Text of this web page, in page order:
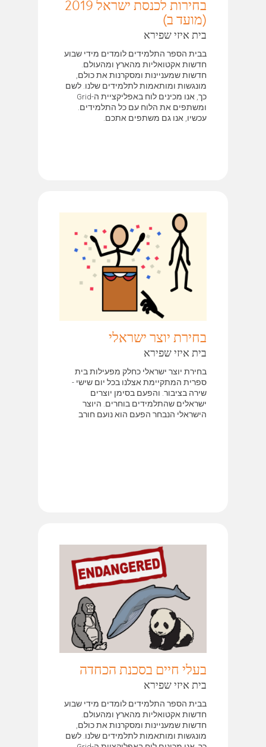
בחירות לכנסת ישראל 2019
(מועד ב)
בית איזי שפירא
בבית הספר התלמידים לומדים מידי שבוע
חדשות אקטואליות מהארץ ומהעולם.
חדשות שמעניינות ומסקרנות את כולם,
מונגשות ומותאמות לתלמידים שלנו. לשם
כך, אנו מכינים לוח באפליקציית ה-Grid
ומשתפים את הלוח עם כל התלמידים.
עכשיו, אנו גם משתפים אתכם.
בחירת יוצר ישראלי
בית איזי שפירא
בחירת יוצר ישראלי כחלק מפעילות בית
ספרית המתקיימת אצלנו בכל יום שישי -
שירה בציבור. והפעם בסימן יוצרים
ישראלים שהתלמידים בוחרים. היוצר
הישראלי הנבחר הפעם הוא נועם חורב
בעלי חיים בסכנת הכחדה
בית איזי שפירא
בבית הספר התלמידים לומדים מידי שבוע
חדשות אקטואליות מהארץ ומהעולם.
חדשות שמעניינות ומסקרנות את כולם,
מונגשות ומותאמות לתלמידים שלנו. לשם